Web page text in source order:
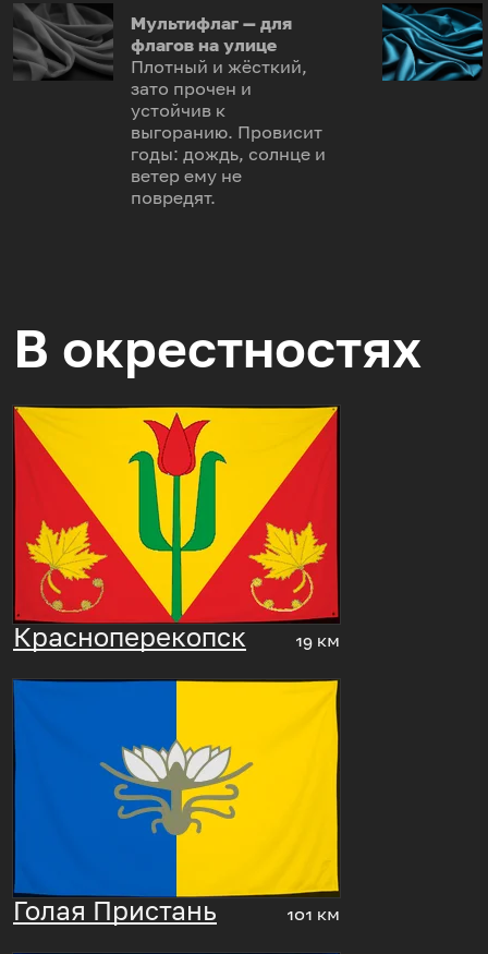
Мультифлаг — для
флагов на улице
Плотный и жёсткий,
зато прочен и
устойчив к
выгоранию. Провисит
годы: дождь, солнце и
ветер ему не
повредят.
В окрестностях
Красноперекопск 19 км
Голая Пристань 101 км